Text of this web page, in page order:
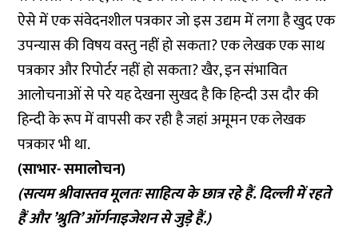
ऐसे में एक संवेदनशील पत्रकार जो इस उद्यम में लगा है खुद एक
उपन्यास की विषय वस्तु नहीं हो सकता? एक लेखक एक साथ
पत्रकार और रिपोर्टर नहीं हो सकता? खैर, इन संभावित
आलोचनाओं से परे यह देखना सुखद है कि हिन्दी उस दौर की
हिन्दी के रूप में वापसी कर रही है जहां अमूमन एक लेखक
पत्रकार भी था.
(साभार- समालोचन)
(सत्यम श्रीवास्तव मूलतः साहित्य के छात्र रहे हैं. दिल्ली में रहते
हैं और ’श्रुति’ ऑर्गनाइजेशन से जुड़े हैं.)